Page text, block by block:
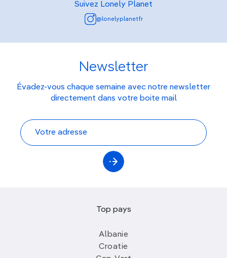
Suivez Lonely Planet
@lonelyplanetfr
Newsletter
Évadez-vous chaque semaine avec notre newsletter
directement dans votre boite mail
Top pays
Albanie
Croatie